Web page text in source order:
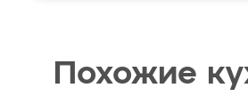
Похожие